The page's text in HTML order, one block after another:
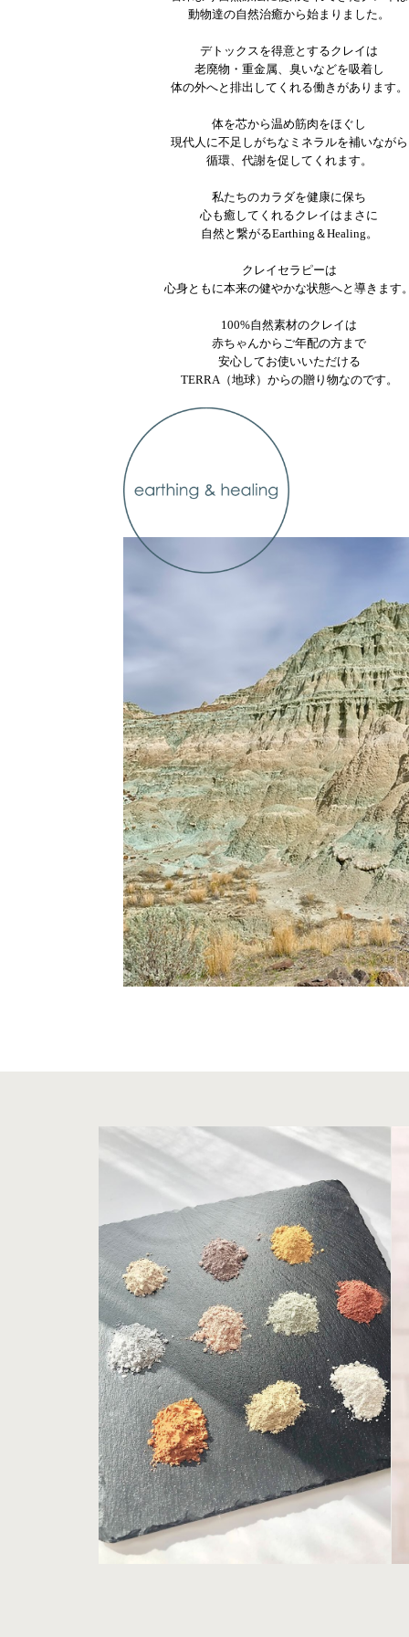
動物達の自然治癒から始まりました。
デトックスを得意とするクレイは
老廃物・重金属、臭いなどを吸着し
体の外へと排出してくれる働きがあります。
体を芯から温め筋肉をほぐし
現代人に不足しがちなミネラルを補いながら
循環、代謝を促してくれます。
私たちのカラダを健康に保ち
心も癒してくれるクレイはまさに
自然と繋がるEarthing＆Healing。
クレイセラピーは
心身ともに本来の健やかな状態へと導きます
100%自然素材のクレイは
赤ちゃんからご年配の方まで
安心してお使いいただける
TERRA（地球）からの贈り物なのです。